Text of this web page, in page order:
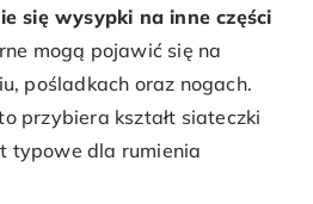
się wysypki na inne części
mogą pojawić się na
pośladkach oraz nogach.
przybiera kształt siateczki
typowe dla rumienia